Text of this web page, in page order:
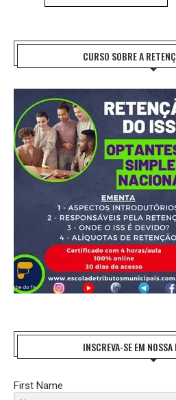
CURSO SOBRE A
INSCREVA-SE EM
First Name